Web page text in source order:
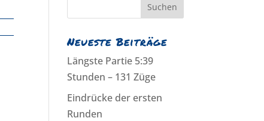
Neueste Beiträge
Längste Partie 5:39
Stunden – 131 Züge
Eindrücke der ersten
Runden